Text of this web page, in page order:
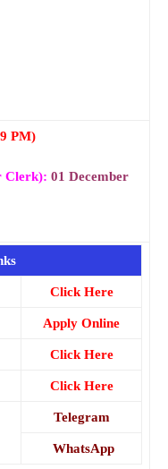
PM)
Clerk): 01 December
Click Here
Apply Online
Click Here
Click Here
Telegram
WhatsApp